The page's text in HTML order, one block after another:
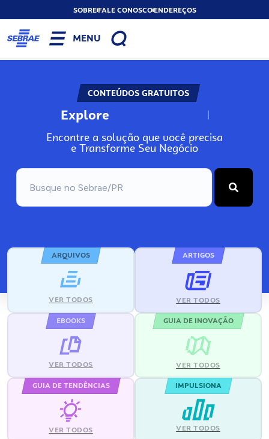
SOBREFALE CONOSCOENDEREÇOS
MENU
CONTEÚDOS GRATUITOS
Explore N
Encontre a solução que você precisa
e Transforme Seu Negócio
ARQUIVOS
VER TODOS
ARTIGOS
VER TODOS
EBOOKS
VER TODOS
GUIA DE INOVAÇÃO
VER TODOS
GUIA DE TENDÊNCIAS
VER TODOS
IMPULSIONA
VER TODOS